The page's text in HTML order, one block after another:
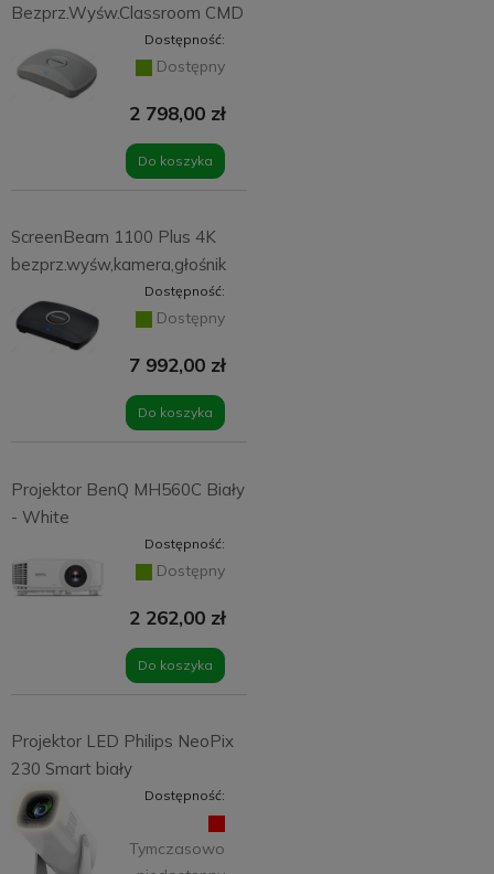
Bezprz.Wyśw.Classroom CMD
Dostępność:
Dostępny
2 798,00 zł
Do koszyka
ScreenBeam 1100 Plus 4K
bezprz.wyśw,kamera,głośnik
Dostępność:
Dostępny
7 992,00 zł
Do koszyka
Projektor BenQ MH560C Biały
- White
Dostępność:
Dostępny
2 262,00 zł
Do koszyka
Projektor LED Philips NeoPix
230 Smart biały
Dostępność:
Tymczasowo